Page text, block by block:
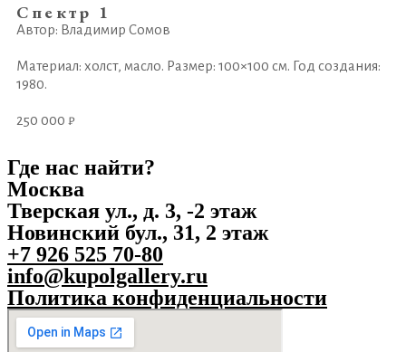
Спектр 1
Автор: Владимир Сомов
Материал: холст, масло. Размер: 100×100 см. Год создания:
1980.
250 000 ₽
Где нас найти?
Москва
Тверская ул., д. 3, -2 этаж
Новинский бул., 31, 2 этаж
+7 926 525 70-80
info@kupolgallery.ru
Политика конфиденциальности